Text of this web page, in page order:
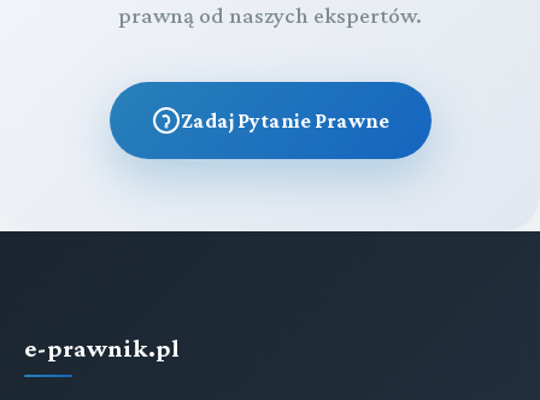
prawną od naszych ekspertów.
Zadaj Pytanie Prawne
e-prawnik.pl